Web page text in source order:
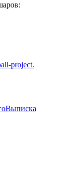
Выписка